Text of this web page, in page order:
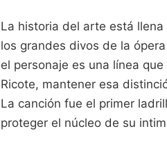
La historia del arte está
los grandes divos de la
el personaje es una línea
Ricote, mantener esa
La canción fue el primer
proteger el núcleo de su